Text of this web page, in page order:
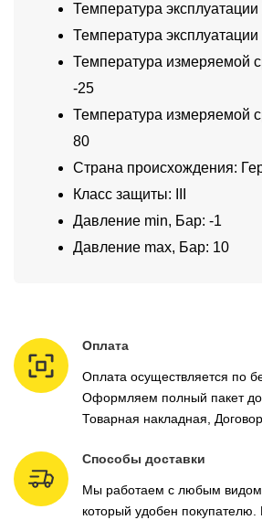
Температура эксплуатации
Температура эксплуатации
Температура измеряемой
-25
Температура измеряемой
80
Страна происхождения:
Класс защиты: III
Давление min, Бар: -1
Давление max, Бар: 10
Оплата
Оплата осуществляется по
Оформляем полный пакет
Товарная накладная,
Способы доставки
Мы работаем с любым видом
который удобен покупателю.